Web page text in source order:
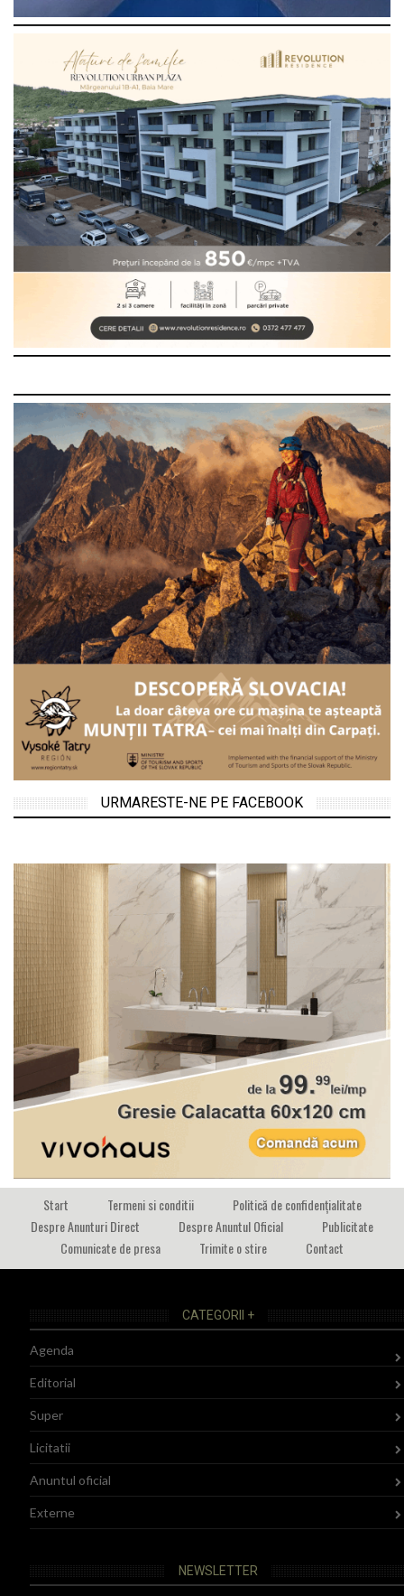
URMARESTE-NE PE FACEBOOK
Start Termeni si conditii
Politică de confidențialitate
Despre Anunturi Direct
Despre Anuntul Oficial
Publicitate
Comunicate de presa
Trimite o stire Contact
CATEGORII +
Agenda
Editorial
Super
Licitatii
Anuntul oficial
Externe
NEWSLETTER